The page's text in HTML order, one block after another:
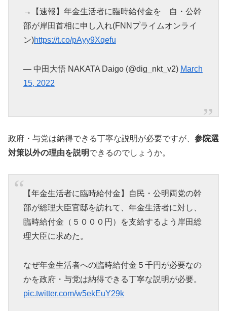
→【速報】年金生活者に臨時給付金を 自・公幹
部が岸田首相に申し入れ(FNNプライムオンライ
ン)https://t.co/pAyy9Xqefu
— 中田大悟 NAKATA Daigo (@dig_nkt_v2) March
15, 2022
政府・与党は納得できる丁寧な説明が必要ですが、 参院選
対策以外の理由を説明できるのでしょうか。
【年金生活者に臨時給付金】自民・公明両党の幹
部が総理大臣官邸を訪れて、年金生活者に対し、
臨時給付金（５０００円）を支給するよう岸田総
理大臣に求めた。
なぜ年金生活者への臨時給付金５千円が必要なの
かを政府・与党は納得できる丁寧な説明が必要。
pic.twitter.com/w5ekEuY29k